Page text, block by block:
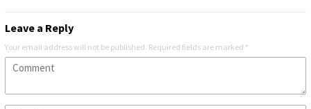
Leave a Reply
Your email address will not be published. Required fields are marked *